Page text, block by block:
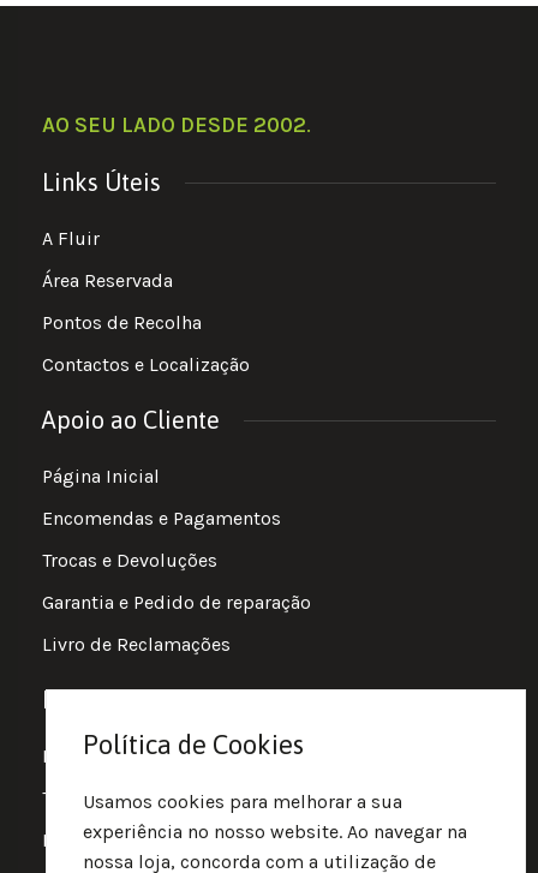
AO SEU LADO DESDE 2002.
Links Úteis
A Fluir
Área Reservada
Pontos de Recolha
Contactos e Localização
Apoio ao Cliente
Página Inicial
Encomendas e Pagamentos
Trocas e Devoluções
Garantia e Pedido de reparação
Livro de Reclamações
Informações
Política de Privacidade
Termos e Condições
Política de Cookies
Política de Cookies
Usamos cookies para melhorar a sua
experiência no nosso website. Ao navegar na
nossa loja, concorda com a utilização de